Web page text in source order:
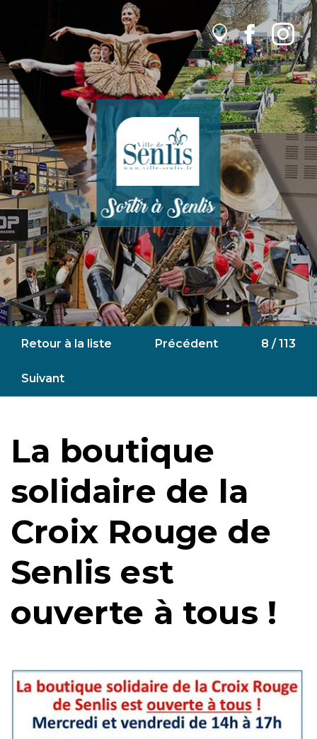
Retour à la liste Précédent 8 / 113
Suivant
La boutique
solidaire de la
Croix Rouge de
Senlis est
ouverte à tous !